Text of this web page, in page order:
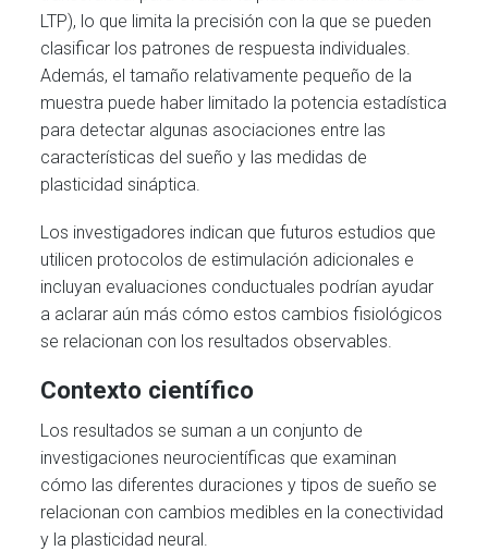
LTP), lo que limita la precisión con la que se pueden
clasificar los patrones de respuesta individuales.
Además, el tamaño relativamente pequeño de la
muestra puede haber limitado la potencia estadística
para detectar algunas asociaciones entre las
características del sueño y las medidas de
plasticidad sináptica.
Los investigadores indican que futuros estudios que
utilicen protocolos de estimulación adicionales e
incluyan evaluaciones conductuales podrían ayudar
a aclarar aún más cómo estos cambios fisiológicos
se relacionan con los resultados observables.
Contexto científico
Los resultados se suman a un conjunto de
investigaciones neurocientíficas que examinan
cómo las diferentes duraciones y tipos de sueño se
relacionan con cambios medibles en la conectividad
y la plasticidad neural.